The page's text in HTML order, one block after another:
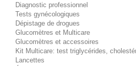
Diagnostic professionnel
Tests gynécologiques
Dépistage de drogues
Glucomètres et Multicare
Glucomètres et accessoires
Kit Multicare: test triglycérides,
Lancettes